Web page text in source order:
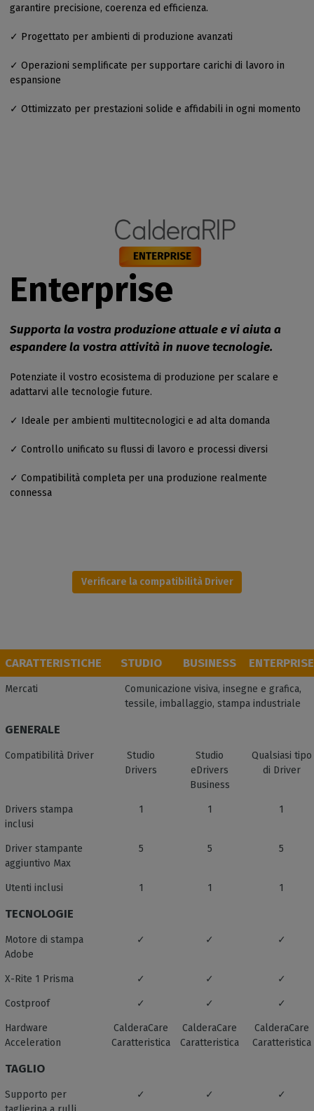
garantire precisione, coerenza ed efficienza.
✓ Progettato per ambienti di produzione avanzati
✓ Operazioni semplificate per supportare carichi di lavoro in
espansione
✓ Ottimizzato per prestazioni solide e affidabili in ogni momento
Enterprise
Supporta la vostra produzione attuale e vi aiuta a
espandere la vostra attività in nuove tecnologie.
Potenziate il vostro ecosistema di produzione per scalare e
adattarvi alle tecnologie future.
✓ Ideale per ambienti multitecnologici e ad alta domanda
✓ Controllo unificato su flussi di lavoro e processi diversi
✓ Compatibilità completa per una produzione realmente
connessa
Verificare la compatibilità Driver
CARATTERISTICHE STUDIO BUSINESS ENTERPRISE
Mercati
Comunicazione visiva, insegne e grafica,
tessile, imballaggio, stampa industriale
GENERALE
Compatibilità Driver
Studio
Drivers
Studio
eDrivers
Business
Qualsiasi tipo
di Driver
Drivers stampa
inclusi
1 1 1
Driver stampante
aggiuntivo Max
5 5 5
Utenti inclusi 1 1 1
TECNOLOGIE
Motore di stampa
Adobe
✓ ✓ ✓
X-Rite 1 Prisma ✓ ✓ ✓
Costproof ✓ ✓ ✓
Hardware
Acceleration
CalderaCare
Caratteristica
CalderaCare
Caratteristica
CalderaCare
Caratteristica
TAGLIO
Supporto per
✓ ✓ ✓